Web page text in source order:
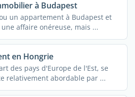
à Budapest
un appartement à Budapest et
affaire onéreuse, mais ...
en Hongrie
des pays d'Europe de l'Est, se
relativement abordable par ...